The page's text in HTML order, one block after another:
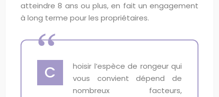
atteindre 8 ans ou plus, en fait un engagement
à long terme pour les propriétaires.
C
hoisir l’espèce de rongeur qui
vous convient dépend de
nombreux facteurs,